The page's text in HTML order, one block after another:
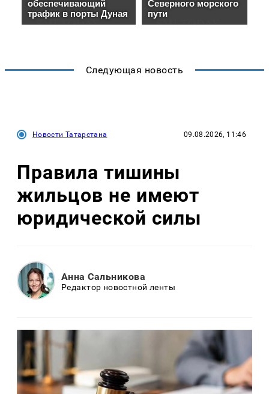
Следующая новость
Новости Татарстана 09.08.2026, 11:46
Правила тишины
жильцов не имеют
юридической силы
Анна Сальникова
Редактор новостной ленты